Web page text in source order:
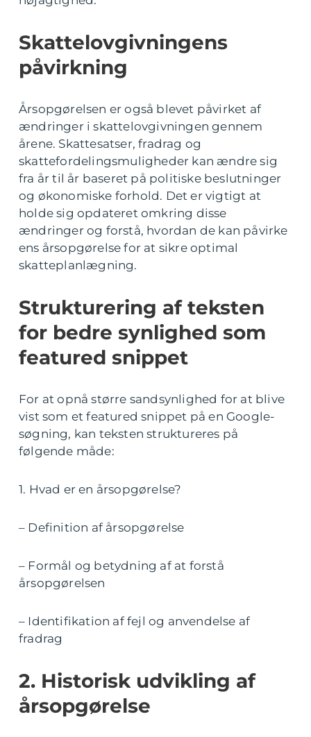
Skattelovgivningens
påvirkning
Årsopgørelsen er også blevet påvirket af
ændringer i skattelovgivningen gennem
årene. Skattesatser, fradrag og
skattefordelingsmuligheder kan ændre sig
fra år til år baseret på politiske beslutninger
og økonomiske forhold. Det er vigtigt at
holde sig opdateret omkring disse
ændringer og forstå, hvordan de kan påvirke
ens årsopgørelse for at sikre optimal
skatteplanlægning.
Strukturering af teksten
for bedre synlighed som
featured snippet
For at opnå større sandsynlighed for at blive
vist som et featured snippet på en Google-
søgning, kan teksten struktureres på
følgende måde:
1. Hvad er en årsopgørelse?
– Definition af årsopgørelse
– Formål og betydning af at forstå
årsopgørelsen
– Identifikation af fejl og anvendelse af
fradrag
2. Historisk udvikling af
årsopgørelse